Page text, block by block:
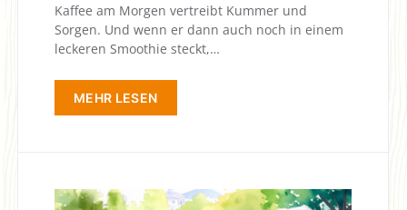
Kaffee am Morgen vertreibt Kummer und
Sorgen. Und wenn er dann auch noch in einem
leckeren Smoothie steckt,…
MEHR LESEN